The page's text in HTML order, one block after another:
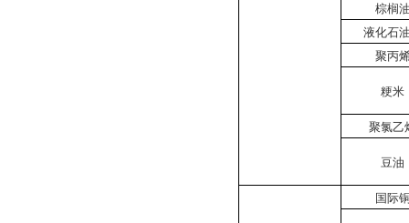
棕榈
液化石
聚丙
粳米
聚氯乙
豆油
国际